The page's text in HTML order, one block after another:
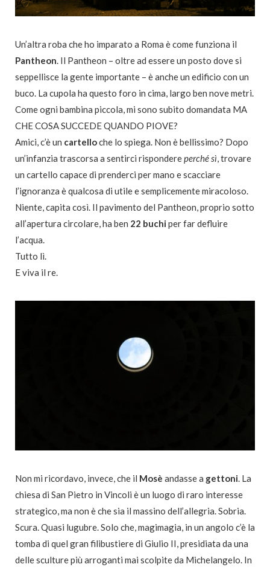
Un’altra roba che ho imparato a Roma è come funziona il
Pantheon. Il Pantheon – oltre ad essere un posto dove si
seppellisce la gente importante – è anche un edificio con un
buco. La cupola ha questo foro in cima, largo ben nove metri.
Come ogni bambina piccola, mi sono subito domandata MA
CHE COSA SUCCEDE QUANDO PIOVE?
Amici, c’è un cartelloche lo spiega. Non è bellissimo? Dopo
un’infanzia trascorsa a sentirci rispondereperché sì, trovare
un cartello capace di prenderci per mano e scacciare
l’ignoranza è qualcosa di utile e semplicemente miracoloso.
Niente, capita così. Il pavimento del Pantheon, proprio sotto
all’apertura circolare, ha ben 22 buchi per far defluire
l’acqua.
Tutto lì.
E viva il re.
Non mi ricordavo, invece, che il Mosè andasse a gettoni. La
chiesa di San Pietro in Vincoli è un luogo di raro interesse
strategico, ma non è che sia il massino dell’allegria. Sobria.
Scura. Quasi lugubre. Solo che, magimagia, in un angolo c’è la
tomba di quel gran filibustiere di Giulio II, presidiata da una
delle sculture più arroganti mai scolpite da Michelangelo. In